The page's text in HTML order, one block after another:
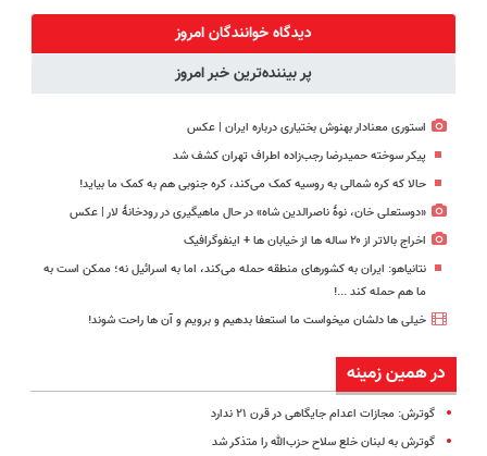
سبک و مقاوم |
پرداخت قسطی
کردی!(تخفیف
ویژه)
دیدگاه خوانندگان امروز
پر بیننده‌ترین خبر امروز
استوری معنادار بهنوش بختیاری درباره ایران | عکس
پیکر سوخته حمیدرضا رجب‌زاده اطراف تهران کشف شد
حالا که کره شمالی به روسیه کمک می‌کند، کره جنوبی هم به کمک ما بیاید!
«دوستعلی خان، نوۀ ناصرالدین شاه» در حال ماهیگیری در رودخانۀ لار | عکس
اخراج بالاتر از ۲۰ ساله ها از خیابان ها + اینفوگرافیک
نتانیاهو: ایران به کشورهای منطقه حمله می‌کند، اما به اسرائیل نه؛ ممکن است به
ما هم حمله کند ...!
خیلی ها دلشان میخواست ما استعفا بدهیم و برویم و آن ها راحت شوند!
در همین زمینه
گوترش: مجازات اعدام جایگاهی در قرن ۲۱ ندارد
گوترش به لبنان خلع سلاح حزب‌الله را متذکر شد